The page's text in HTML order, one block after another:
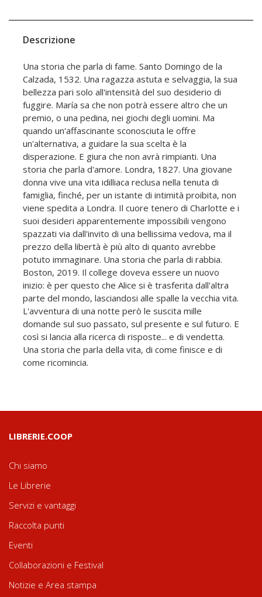
Descrizione
Una storia che parla di fame. Santo Domingo de la
Calzada, 1532. Una ragazza astuta e selvaggia, la sua
bellezza pari solo all'intensità del suo desiderio di
fuggire. María sa che non potrà essere altro che un
premio, o una pedina, nei giochi degli uomini. Ma
quando un'affascinante sconosciuta le offre
un'alternativa, a guidare la sua scelta è la
disperazione. E giura che non avrà rimpianti. Una
storia che parla d'amore. Londra, 1827. Una giovane
donna vive una vita idilliaca reclusa nella tenuta di
famiglia, finché, per un istante di intimità proibita, non
viene spedita a Londra. Il cuore tenero di Charlotte e i
suoi desideri apparentemente impossibili vengono
spazzati via dall'invito di una bellissima vedova, ma il
prezzo della libertà è più alto di quanto avrebbe
potuto immaginare. Una storia che parla di rabbia.
Boston, 2019. Il college doveva essere un nuovo
inizio: è per questo che Alice si è trasferita dall'altra
parte del mondo, lasciandosi alle spalle la vecchia vita.
L'avventura di una notte però le suscita mille
domande sul suo passato, sul presente e sul futuro. E
così si lancia alla ricerca di risposte... e di vendetta.
Una storia che parla della vita, di come finisce e di
come ricomincia.
LIBRERIE.COOP
Chi siamo
Le Librerie
Servizi e vantaggi
Raccolta punti
Eventi
Collaborazioni e Festival
Notizie e Area stampa